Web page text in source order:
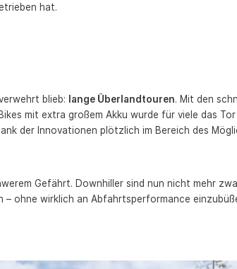
hat.
blieb: lange Überlandtouren. Mit den
mit extra großem Akku wurde für viele das
der Innovationen plötzlich im Bereich des
Gefährt. Downhiller sind nun nicht mehr
ohne wirklich an Abfahrtsperformance